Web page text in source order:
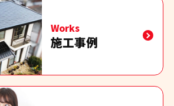
Works
施工事例